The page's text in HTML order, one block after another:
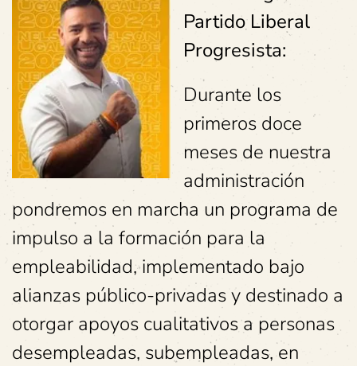
Partido Liberal
Progresista:
Durante los
primeros doce
meses de nuestra
administración
pondremos en marcha un programa de
impulso a la formación para la
empleabilidad, implementado bajo
alianzas público-privadas y destinado a
otorgar apoyos cualitativos a personas
desempleadas, subempleadas, en